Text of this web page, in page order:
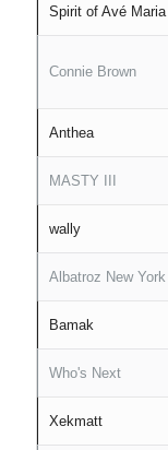
Spirit of Avé Maria
Connie Brown
Anthea
MASTY III
wally
Albatroz New York
Bamak
Who's Next
Xekmatt